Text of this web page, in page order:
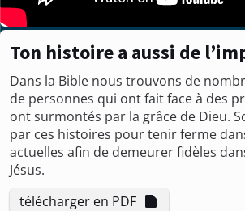
Ton histoire a aussi de
Dans la Bible nous trouvons de
de personnes qui ont fait face à des
ont surmontés par la grâce de Dieu.
par ces histoires pour tenir ferme
actuelles afin de demeurer fidèles
Jésus.
télécharger en PDF